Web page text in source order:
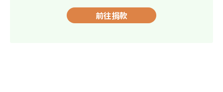
前往捐款